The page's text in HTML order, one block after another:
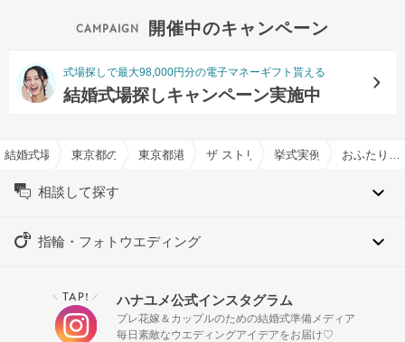
開催中のキャンペーン
式場探しで最大98,000円分の電子マネーギフト貰える
結婚式場探しキャンペーン実施中
結婚式場を探すならハナユメ
東京都の結婚式場一覧東京都港区の結婚式場一覧
ザ ストリングス表参道で結婚式
挙式実例
相談して探す
指輪・フォトウエディング
＼ TAP! ／ ハナユメ公式インスタグラム
プレ花嫁＆カップルのための結婚式準備メディア
毎日素敵なウエディングアイデアをお届け♡